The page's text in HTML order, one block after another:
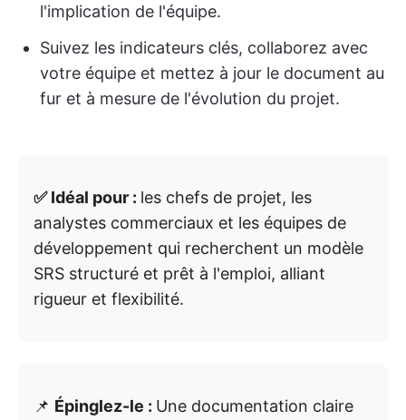
l'implication de l'équipe.
Suivez les indicateurs clés, collaborez avec
votre équipe et mettez à jour le document au
fur et à mesure de l'évolution du projet.
✅ Idéal pour : les chefs de projet, les
analystes commerciaux et les équipes de
développement qui recherchent un modèle
SRS structuré et prêt à l'emploi, alliant
rigueur et flexibilité.
📌 Épinglez-le : Une documentation claire